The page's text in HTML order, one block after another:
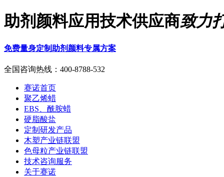
助剂颜料应用技术供应商致力
免费量身定制助剂颜料专属方案
全国咨询热线： 400-8788-532
赛诺首页
聚乙烯蜡
EBS、酰胺蜡
硬脂酸盐
定制研发产品
木塑产业链联盟
色母粒产业链联盟
技术咨询服务
关于赛诺